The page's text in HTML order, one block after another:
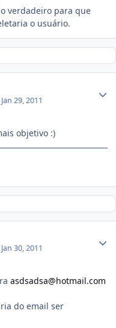
verdadeiro para que
o usuário.
Jan 29, 2011
objetivo :)
Jan 30, 2011
asdsadsa@hotmail.com
do email ser